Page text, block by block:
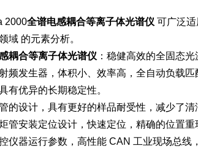
2000全谱电感耦合等离子体光谱仪 可广泛
域 的元素分析。
耦合等离子体光谱仪 ：稳健高效的全固态光
频发生器，体积小、效率高，全自动负载
有优异的长期稳定性。
的设计，具有更好的样品耐受性，减少了清
管安装定位设计，快速定位，精确的位置重
仪器运行参数，高性能 CAN 工业现场总线